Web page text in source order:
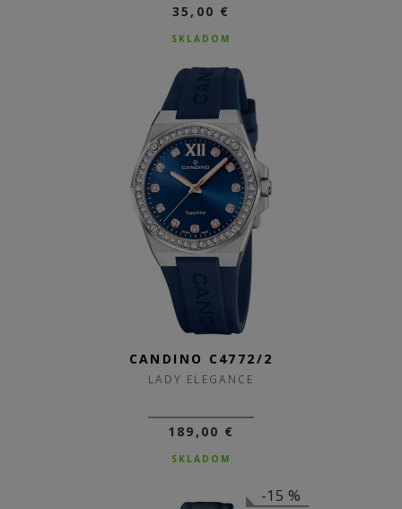
35,00 €
SKLADOM
CANDINO C4772/2
LADY ELEGANCE
189,00 €
SKLADOM
-15 %